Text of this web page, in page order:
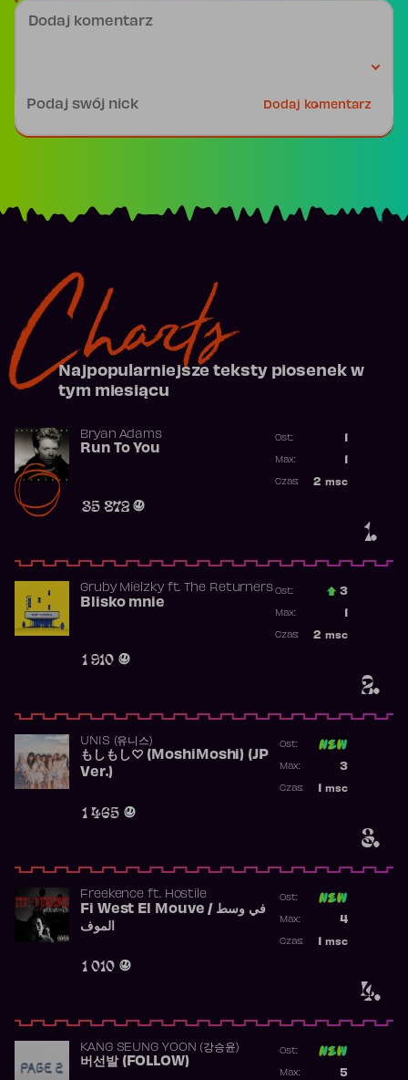
Dodaj komentarz
Podpis
Dodaj komentarz
Charts
Najpopularniejsze teksty piosenek w
tym miesiącu
1.
Bryan Adams
Run To You
35 872
Ost.:
Max:
2 msc
Czas:
2.
Gruby Mielzkyft. The Returners
Blisko mnie
1 910
Ost.: 3
Max:
2 msc
Czas:
3.
UNIS (유니스)
もしもし♡ (MoshiMoshi) (JP
Ver.)
1 465
Ost:
3
Max:
msc
Czas:
4.
Freekence ft. Hostile
Fi West El Mouve / في وسط
الموف
1 010
Ost:
4
Max:
msc
Czas:
KANG SEUNG YOON (강승윤)
버선발 (FOLLOW)
Ost:
5
Max: